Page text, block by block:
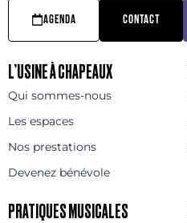
AGENDA CONTACT
L’USINE À CHAPEAUX
Qui sommes-nous
Les espaces
Nos prestations
Devenez bénévole
PRATIQUES MUSICALES